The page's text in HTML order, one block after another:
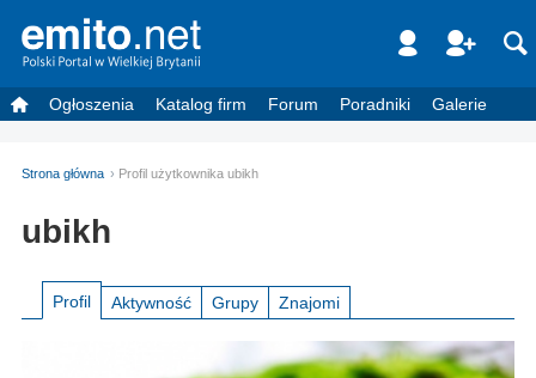
Ogłoszenia Katalog firm Forum Poradniki Galerie
Strona główna Profil użytkownika ubikh
ubikh
Profil Aktywność Grupy Znajomi